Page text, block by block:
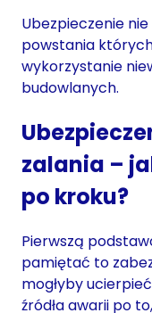
Ubezpieczenie
powstania
wykorzystanie
budowlanych.
zalania –
po kroku?
Pierwszą
pamiętać to
mogłyby
źródła awarii po